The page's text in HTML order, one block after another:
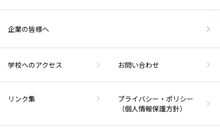
企業の皆様へ
学校へのアクセス お問い合わせ
リンク集
プライバシー・ポリシー
（個人情報保護方針）